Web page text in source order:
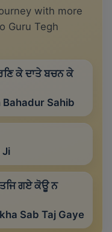
with more
Guru Tegh
ਕੇ ਦਾਤੇ ਬਚਨ ਕੇ
Sahib
Ji
ਗਏ ਕੋਊ ਨ
Sab Taj Gaye